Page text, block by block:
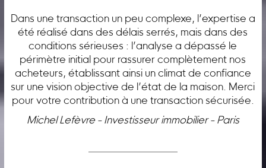
Dans une transaction un peu complexe, l’expertise a
été réalisé dans des délais serrés, mais dans des
conditions sérieuses : l’analyse a dépassé le
périmètre initial pour rassurer complètement nos
acheteurs, établissant ainsi un climat de confiance
sur une vision objective de l’état de la maison. Merci
pour votre contribution à une transaction sécurisée.
Michel Lefèvre - Investisseur immobilier - Paris